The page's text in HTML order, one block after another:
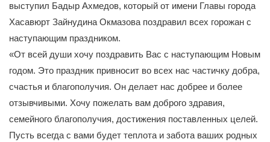
выступил Бадыр Ахмедов, который от имени Главы города
Хасавюрт Зайнудина Окмазова поздравил всех горожан с
наступающим праздником.
«От всей души хочу поздравить Вас с наступающим Новым
годом. Это праздник привносит во всех нас частичку добра,
счастья и благополучия. Он делает нас добрее и более
отзывчивыми. Хочу пожелать вам доброго здравия,
семейного благополучия, достижения поставленных целей.
Пусть всегда с вами будет теплота и забота ваших родных